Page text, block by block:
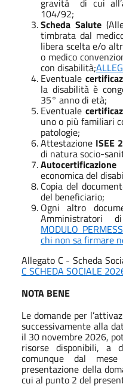
gravità di cui
104/92;
Scheda Salute
timbrata dal
libera scelta e/o
o medico
con disabilità;
Eventuale
la disabilità è
35° anno di età;
Eventuale
uno o più familiari
patologie;
Attestazione ISEE
di natura socio-
Autocertificazione
economica del
Copia del
del beneficiario;
Ogni altro
Amministratori
MODULO
chi non sa firmare
Allegato C - Scheda
C SCHEDA SOCIALE
NOTA BENE
Le domande per
successivamente alla
il 30 novembre 2026,
risorse disponibili, a
comunque dal
presentazione della
cui al punto 2 del